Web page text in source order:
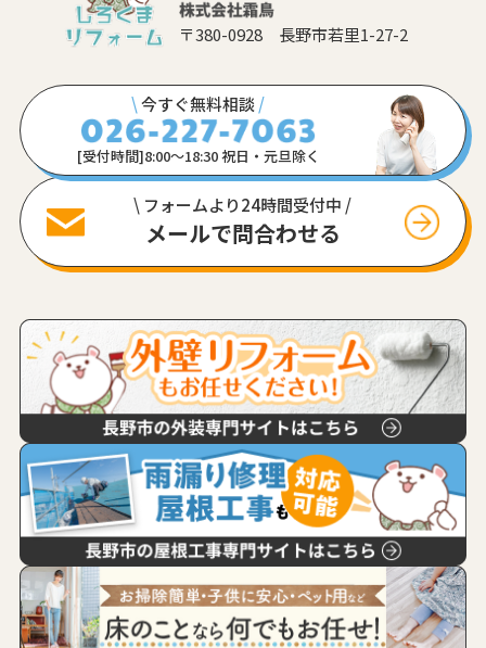
〒380-0928 長野市若里1-27-2
\今すぐ無料相談 /
[受付時間]8:00〜18:30 祝日・元旦除く
\ フォームより24時間受付中 /
メールで問合わせる